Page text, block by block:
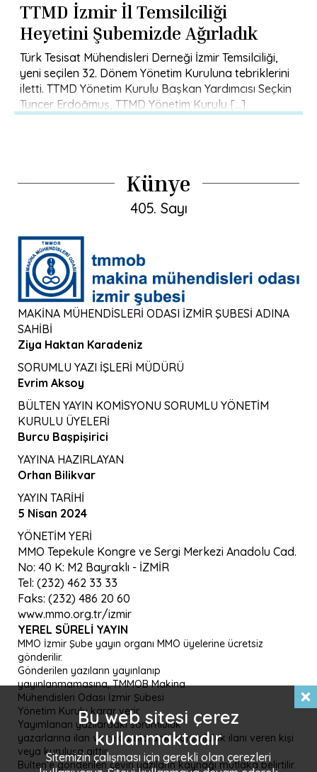
TTMD İzmir İl Temsilciliği
Heyetini Şubemizde Ağırladık
Türk Tesisat Mühendisleri Derneği İzmir Temsilciliği,
yeni seçilen 32. Dönem Yönetim Kuruluna tebriklerini
iletti. TTMD Yönetim Kurulu Başkan Yardımcısı Seçkin
Tuncer Erdoğmuş, TTMD Yönetim Kurulu […]
Künye
405. Sayı
MAKİNA MÜHENDİSLERİ ODASI İZMİR ŞUBESİ ADINA
SAHİBİ
Ziya Haktan Karadeniz
SORUMLU YAZI İŞLERİ MÜDÜRÜ
Evrim Aksoy
BÜLTEN YAYIN KOMİSYONU SORUMLU YÖNETİM
KURULU ÜYELERİ
Burcu Başpişirici
YAYINA HAZIRLAYAN
Orhan Bilikvar
YAYIN TARİHİ
5 Nisan 2024
YÖNETİM YERİ
MMO Tepekule Kongre ve Sergi Merkezi Anadolu Cad.
No: 40 K: M2 Bayraklı - İZMİR
Tel: (232) 462 33 33
Faks: (232) 486 20 60
www.mmo.org.tr/izmir
YEREL SÜRELI YAYIN
MMO İzmir Şube yayın organı MMO üyelerine ücretsiz
gönderilir.
Gönderilen yazıların yayınlanıp
yayınlanmamasına, TMMOB Makina
Mühendisleri Odası İzmir Şubesi
Yönetim Kurulu karar verir.
Yayımlanan yazılardaki sorumluluk
yazarlarına ilan ve reklamlardaki sorumluluk ilanı veren kişi
veya kuruluşa aittir.
Bülten’e gönderilen çeviri yazıların kaynağı mutlaka belirtilir.
Bu web sitesi çerez
kullanmaktadır
Sitemizin çalışması için gerekli olan çerezleri